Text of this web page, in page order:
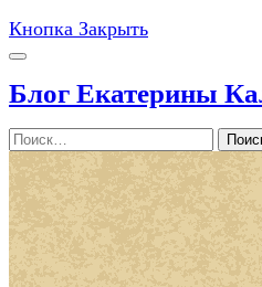
Кнопка Закрыть
Блог Екатерины